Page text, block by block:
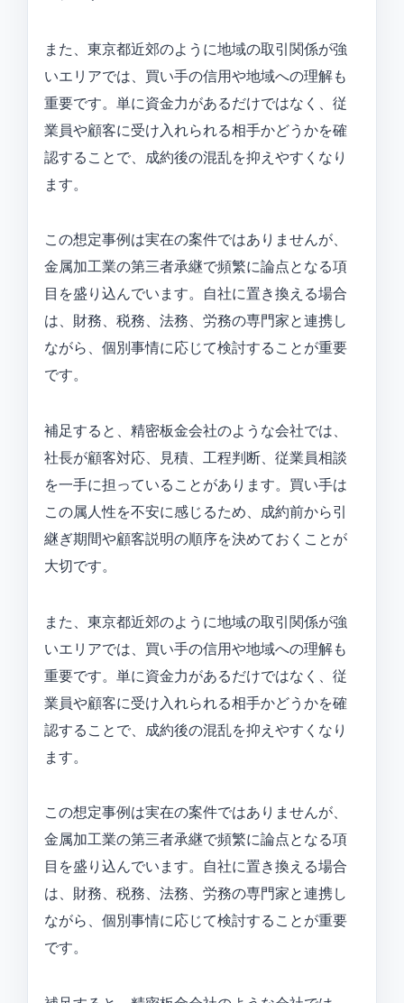
また、東京都近郊のように地域の取引関係が強
いエリアでは、買い手の信用や地域への理解も
重要です。単に資金力があるだけではなく、従
業員や顧客に受け入れられる相手かどうかを確
認することで、成約後の混乱を抑えやすくなり
ます。
この想定事例は実在の案件ではありませんが、
金属加工業の第三者承継で頻繁に論点となる項
目を盛り込んでいます。自社に置き換える場合
は、財務、税務、法務、労務の専門家と連携し
ながら、個別事情に応じて検討することが重要
です。
補足すると、精密板金会社のような会社では、
社長が顧客対応、見積、工程判断、従業員相談
を一手に担っていることがあります。買い手は
この属人性を不安に感じるため、成約前から引
継ぎ期間や顧客説明の順序を決めておくことが
大切です。
また、東京都近郊のように地域の取引関係が強
いエリアでは、買い手の信用や地域への理解も
重要です。単に資金力があるだけではなく、従
業員や顧客に受け入れられる相手かどうかを確
認することで、成約後の混乱を抑えやすくなり
ます。
この想定事例は実在の案件ではありませんが、
金属加工業の第三者承継で頻繁に論点となる項
目を盛り込んでいます。自社に置き換える場合
は、財務、税務、法務、労務の専門家と連携し
ながら、個別事情に応じて検討することが重要
です。